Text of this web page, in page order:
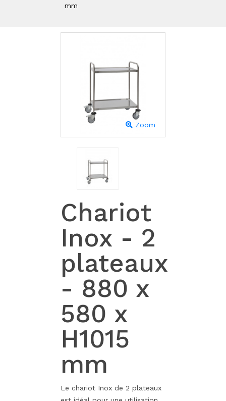
mm
Zoom
Chariot
Inox - 2
plateaux
- 880 x
580 x
H1015
mm
Le chariot Inox de 2 plateaux